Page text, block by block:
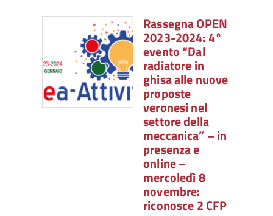
Rassegna OPEN
2023-2024: 4°
evento “Dal
radiatore in
ghisa alle nuove
proposte
veronesi nel
settore della
meccanica” – in
presenza e
online –
mercoledì 8
novembre:
riconosce 2 CFP